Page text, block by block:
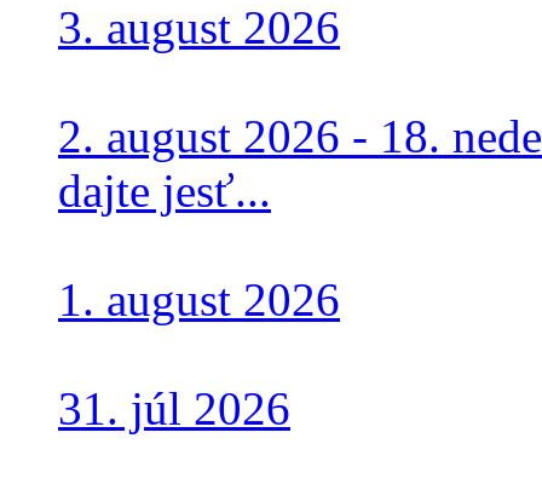
3. august 2026
2. august 2026 - 18.
dajte jesť...
1. august 2026
31. júl 2026